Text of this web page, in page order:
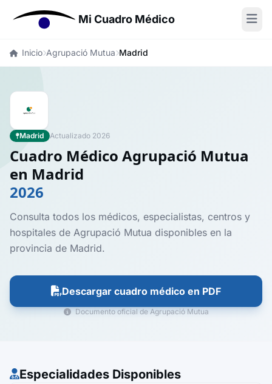
Mi Cuadro Médico
Inicio Agrupació Mutua Madrid
Madrid Actualizado 2026
Cuadro Médico Agrupació Mutua
en Madrid
2026
Consulta todos los médicos, especialistas, centros y
hospitales de Agrupació Mutua disponibles en la
provincia de Madrid.
Descargar cuadro médico en PDF
Documento oficial de Agrupació Mutua
Especialidades Disponibles